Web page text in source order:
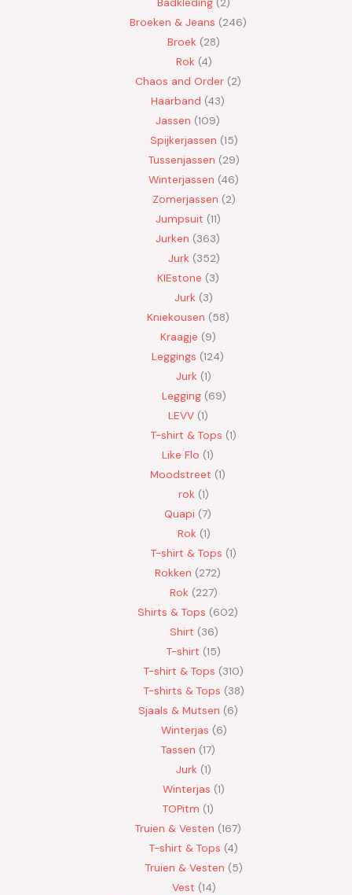
Broeken & Jeans 246
Broek 28
Rok 4
Chaos and Order 2
Haarband 43
Jassen 109
Spijkerjassen 15
Tussenjassen 29
Winterjassen 46
Zomerjassen 2
Jumpsuit 11
Jurken 363
Jurk 352
KIEstone 3
Jurk 3
Kniekousen 58
Kraagje 9
Leggings 124
Jurk 1
Legging 69
LEVV 1
T-shirt & Tops 1
Like Flo 1
Moodstreet 1
rok 1
Quapi 7
Rok 1
T-shirt & Tops 1
Rokken 272
Rok 227
Shirts & Tops 602
Shirt 36
T-shirt 15
T-shirt & Tops 310
T-shirts & Tops 38
Sjaals & Mutsen 6
Winterjas 6
Tassen 17
Jurk 1
Winterjas 1
TOPitm 1
Truien & Vesten 167
T-shirt & Tops 4
Truien & Vesten 5
Vest 14